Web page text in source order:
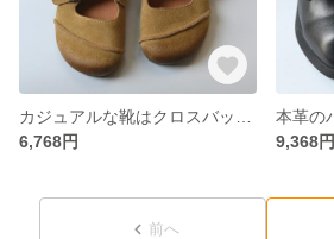
6,768円
9,368円
前へ